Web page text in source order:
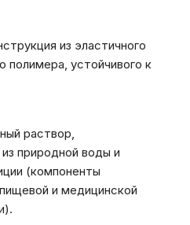
из эластичного
полимера, устойчивого к
раствор,
природной воды и
(компоненты
и медицинской